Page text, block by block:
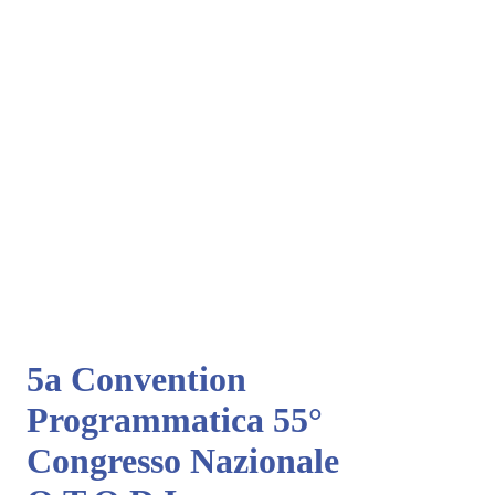
5a Convention
Programmatica 55°
Congresso Nazionale